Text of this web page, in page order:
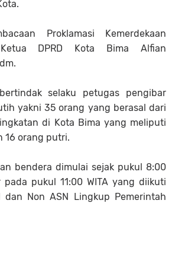
Proklamasi Kemerdekaan
DPRD Kota Bima Alfian
selaku petugas pengibar
yakni 35 orang yang berasal dari
di Kota Bima yang meliputi
16 orang putri.
bendera dimulai sejak pukul 8:00
pukul 11:00 WITA yang diikuti
dan Non ASN Lingkup Pemerintah